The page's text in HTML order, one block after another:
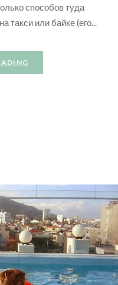
способов туда
такси или байке (его...